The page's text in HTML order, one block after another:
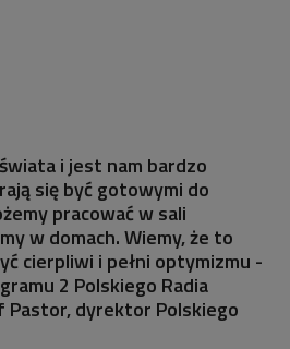
i jest nam bardzo
się być gotowymi do
pracować w sali
w domach. Wiemy, że to
cierpliwi i pełni optymizmu -
2 Polskiego Radia
dyrektor Polskiego